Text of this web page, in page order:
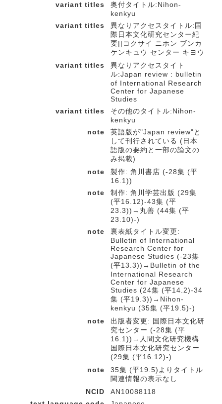
variant titles
奥付タイトル:Nihon-
kenkyu
variant titles
異なりアクセスタイトル:国
際日本文化研究センター紀
要||コクサイ ニホン ブンカ
ケンキュウ センター キヨウ
variant titles
異なりアクセスタイト
ル:Japan review : bulletin
of International Research
Center for Japanese
Studies
variant titles
その他のタイトル:Nihon-
kenkyu
note
英語版が"Japan review"と
して刊行されている (日本
語版の要約と一部の論文の
み掲載)
note
製作: 角川書店 (-28集 (平
16.1))
note
制作: 角川学芸出版 (29集
(平16.12)-43集 (平
23.3))→丸善 (44集 (平
23.10)-)
note
裏表紙タイトル変更:
Bulletin of International
Research Center for
Japanese Studies (-23集
(平13.3))→Bulletin of the
International Research
Center for Japanese
Studies (24集 (平14.2)-34
集 (平19.3))→Nihon-
kenkyu (35集 (平19.5)-)
note
出版者変更: 国際日本文化研
究センター (-28集 (平
16.1))→人間文化研究機構
国際日本文化研究センター
(29集 (平16.12)-)
note
35集 (平19.5)よりタイトル
関連情報の表示なし
NCID
AN10088118